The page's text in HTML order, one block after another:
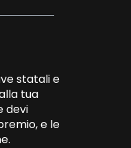
statali e
tua
devi
e le